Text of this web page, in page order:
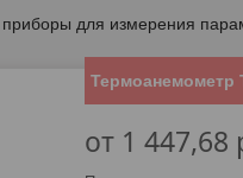
для измерения
Термоанемометр
от 1 447,68